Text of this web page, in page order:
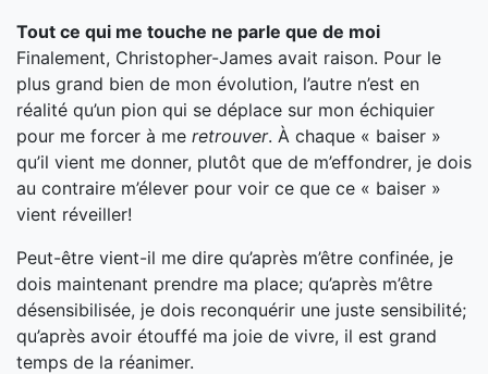
Tout ce qui me touche ne parle que de moi
Finalement, Christopher-James avait raison. Pour le
plus grand bien de mon évolution, l’autre n’est en
réalité qu’un pion qui se déplace sur mon échiquier
pour me forcer à me retrouver. À chaque « baiser »
qu’il vient me donner, plutôt que de m’effondrer, je dois
au contraire m’élever pour voir ce que ce « baiser »
vient réveiller!
Peut-être vient-il me dire qu’après m’être confinée, je
dois maintenant prendre ma place; qu’après m’être
désensibilisée, je dois reconquérir une juste sensibilité;
qu’après avoir étouffé ma joie de vivre, il est grand
temps de la réanimer.